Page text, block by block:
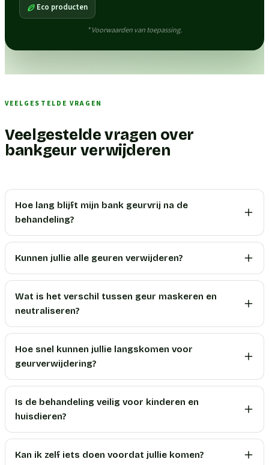
Eco producten
* Voorwaarden van toepassing.
VEELGESTELDE VRAGEN
Veelgestelde vragen over
bankgeur verwijderen
Hoe lang blijft mijn bank geurvrij na de
behandeling?
Kunnen jullie alle geuren verwijderen?
Wat is het verschil tussen geur maskeren en
neutraliseren?
Hoe snel kunnen jullie langskomen voor
geurverwijdering?
Is de behandeling veilig voor kinderen en
huisdieren?
Kan ik zelf iets doen voordat jullie komen?